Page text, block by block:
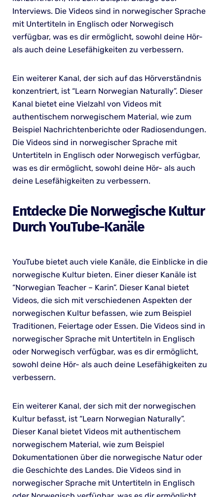
Interviews. Die Videos sind in norwegischer Sprache
mit Untertiteln in Englisch oder Norwegisch
verfügbar, was es dir ermöglicht, sowohl deine Hör-
als auch deine Lesefähigkeiten zu verbessern.
Ein weiterer Kanal, der sich auf das Hörverständnis
konzentriert, ist “Learn Norwegian Naturally”. Dieser
Kanal bietet eine Vielzahl von Videos mit
authentischem norwegischem Material, wie zum
Beispiel Nachrichtenberichte oder Radiosendungen.
Die Videos sind in norwegischer Sprache mit
Untertiteln in Englisch oder Norwegisch verfügbar,
was es dir ermöglicht, sowohl deine Hör- als auch
deine Lesefähigkeiten zu verbessern.
Entdecke Die Norwegische Kultur
Durch YouTube-Kanäle
YouTube bietet auch viele Kanäle, die Einblicke in die
norwegische Kultur bieten. Einer dieser Kanäle ist
“Norwegian Teacher – Karin”. Dieser Kanal bietet
Videos, die sich mit verschiedenen Aspekten der
norwegischen Kultur befassen, wie zum Beispiel
Traditionen, Feiertage oder Essen. Die Videos sind in
norwegischer Sprache mit Untertiteln in Englisch
oder Norwegisch verfügbar, was es dir ermöglicht,
sowohl deine Hör- als auch deine Lesefähigkeiten zu
verbessern.
Ein weiterer Kanal, der sich mit der norwegischen
Kultur befasst, ist “Learn Norwegian Naturally”.
Dieser Kanal bietet Videos mit authentischem
norwegischem Material, wie zum Beispiel
Dokumentationen über die norwegische Natur oder
die Geschichte des Landes. Die Videos sind in
norwegischer Sprache mit Untertiteln in Englisch